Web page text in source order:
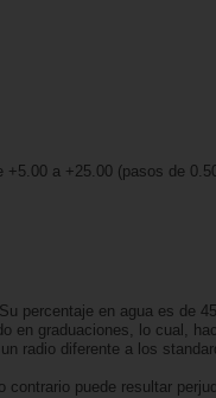
+5.00 a +25.00 (pasos de
percentaje en agua es de
en graduaciones, lo cual,
radio diferente a los
puede resultar